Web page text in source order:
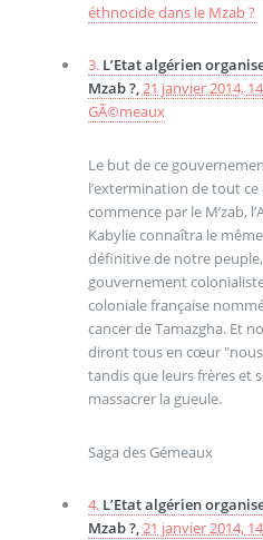
éthnocide dans le Mzab ?
3. L’Etat algérien
Mzab ?,21 janvier 2014,
GÃ©meaux
Le but de ce
l’extermination de tout ce
commence par le M’zab,
Kabylie connaîtra le
définitive de notre
gouvernement
coloniale française
cancer de Tamazgha. Et
diront tous en cœur "nous
tandis que leurs frères et
massacrer la gueule.
Saga des Gémeaux
4. L’Etat algérien
Mzab ?,21 janvier 2014,